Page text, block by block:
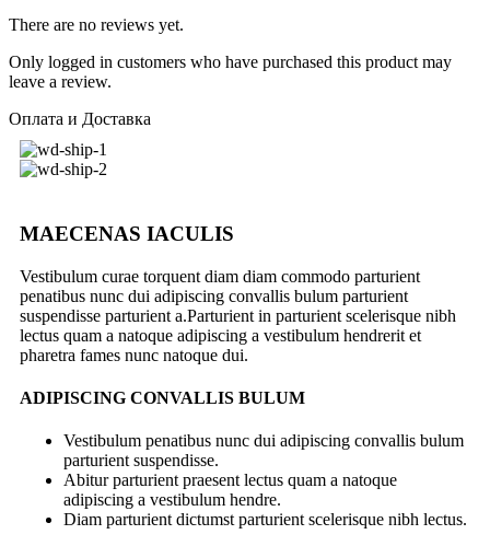
There are no reviews yet.
Only logged in customers who have purchased this product may
leave a review.
Оплата и Доставка
MAECENAS IACULIS
Vestibulum curae torquent diam diam commodo parturient
penatibus nunc dui adipiscing convallis bulum parturient
suspendisse parturient a.Parturient in parturient scelerisque nibh
lectus quam a natoque adipiscing a vestibulum hendrerit et
pharetra fames nunc natoque dui.
ADIPISCING CONVALLIS BULUM
Vestibulum penatibus nunc dui adipiscing convallis bulum
parturient suspendisse.
Abitur parturient praesent lectus quam a natoque
adipiscing a vestibulum hendre.
Diam parturient dictumst parturient scelerisque nibh lectus.